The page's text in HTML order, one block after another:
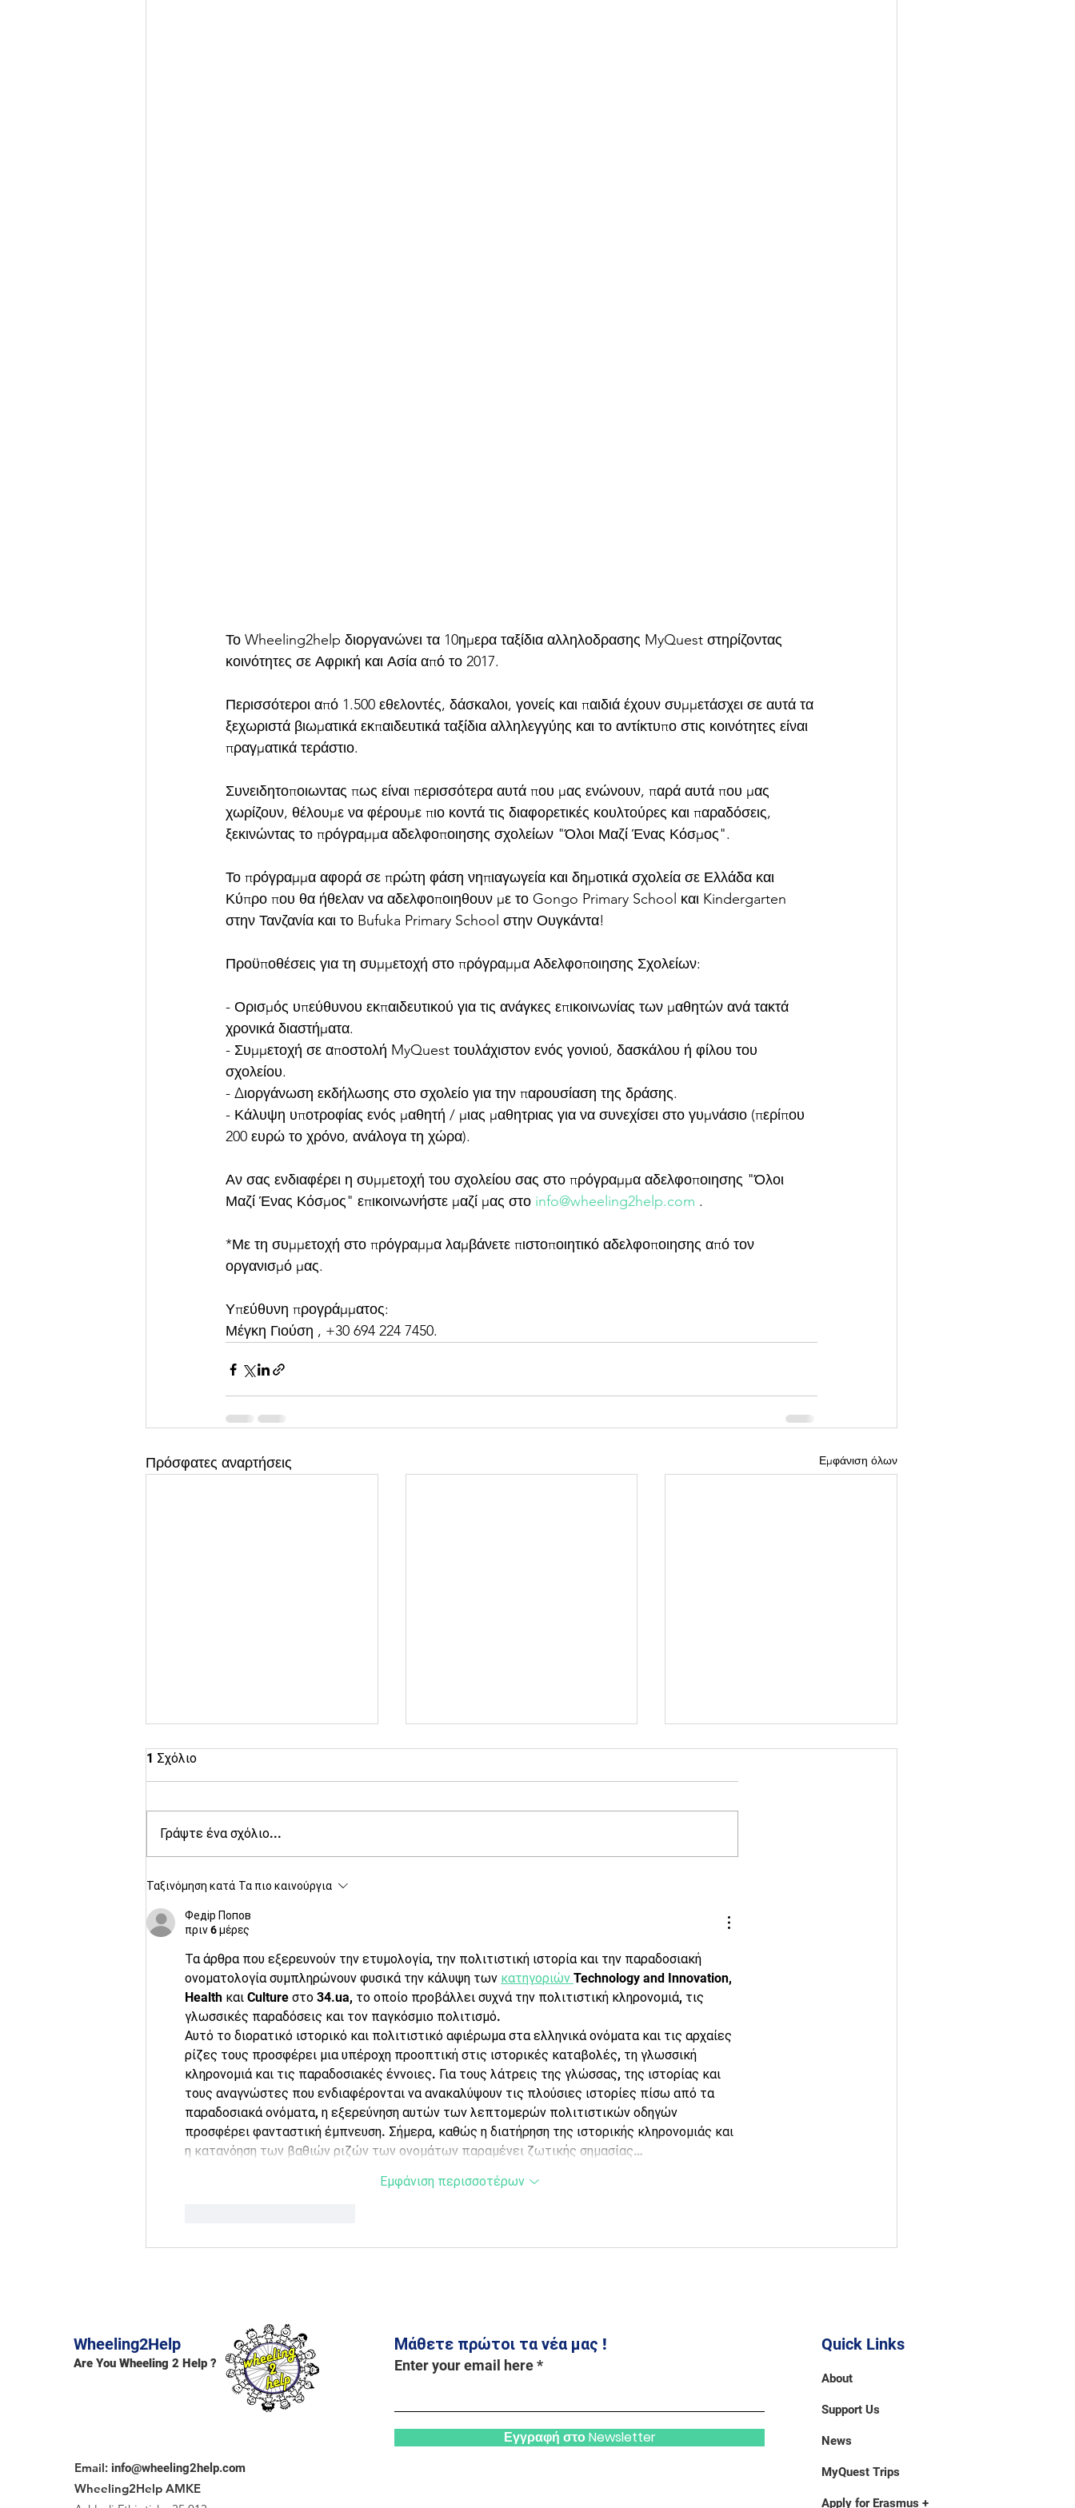
Το Wheeling2help διοργανώνει τα 10ημερα ταξίδια αλληλοδρασης MyQuest στηρίζοντας
κοινότητες σε Αφρική και Ασία από το 2017.
Περισσότεροι από 1.500 εθελοντές, δάσκαλοι, γονείς και παιδιά έχουν συμμετάσχει σε αυτά τα
ξεχωριστά βιωματικά εκπαιδευτικά ταξίδια αλληλεγγύης και το αντίκτυπο στις κοινότητες είναι
πραγματικά τεράστιο.
Συνειδητοποιωντας πως είναι περισσότερα αυτά που μας ενώνουν, παρά αυτά που μας
χωρίζουν, θέλουμε να φέρουμε πιο κοντά τις διαφορετικές κουλτούρες και παραδόσεις,
ξεκινώντας το πρόγραμμα αδελφοποιησης σχολείων "Όλοι Μαζί Ένας Κόσμος".
Το πρόγραμμα αφορά σε πρώτη φάση νηπιαγωγεία και δημοτικά σχολεία σε Ελλάδα και
Κύπρο που θα ήθελαν να αδελφοποιηθουν με το Gongo Primary School και Kindergarten
στην Τανζανία και το Bufuka Primary School στην Ουγκάντα!
Προϋποθέσεις για τη συμμετοχή στο πρόγραμμα Αδελφοποιησης Σχολείων:
- Ορισμός υπεύθυνου εκπαιδευτικού για τις ανάγκες επικοινωνίας των μαθητών ανά τακτά
χρονικά διαστήματα.
- Συμμετοχή σε αποστολή MyQuest τουλάχιστον ενός γονιού, δασκάλου ή φίλου του
σχολείου.
- Διοργάνωση εκδήλωσης στο σχολείο για την παρουσίαση της δράσης.
- Κάλυψη υποτροφίας ενός μαθητή / μιας μαθητριας για να συνεχίσει στο γυμνάσιο (περίπου
200 ευρώ το χρόνο, ανάλογα τη χώρα).
Αν σας ενδιαφέρει η συμμετοχή του σχολείου σας στο πρόγραμμα αδελφοποιησης "Όλοι
Μαζί Ένας Κόσμος" επικοινωνήστε μαζί μας στο info@wheeling2help.com .
*Με τη συμμετοχή στο πρόγραμμα λαμβάνετε πιστοποιητικό αδελφοποιησης από τον
οργανισμό μας.
Υπεύθυνη προγράμματος:
Μέγκη Γιούση , +30 694 224 7450.
Πρόσφατες αναρτήσεις Εμφάνιση όλων
Νέο ταξίδι αλληλόδρασης
στο χωριό Gongo στην
Τανζανία!
1 Σχόλιο
Γράψτε ένα σχόλιο...
Ταξινόμηση κατά Τα πιο καινούργια
Федір Попов
πριν 6 μέρες
Τα άρθρα που εξερευνούν την ετυμολογία, την πολιτιστική ιστορία και την παραδοσιακή
ονοματολογία συμπληρώνουν φυσικά την κάλυψη των κατηγοριών Technology and Innovation,
Health και Culture στο 34.ua, το οποίο προβάλλει συχνά την πολιτιστική κληρονομιά, τις
γλωσσικές παραδόσεις και τον παγκόσμιο πολιτισμό.
Αυτό το διορατικό ιστορικό και πολιτιστικό αφιέρωμα στα ελληνικά ονόματα και τις αρχαίες
ρίζες τους προσφέρει μια υπέροχη προοπτική στις ιστορικές καταβολές, τη γλωσσική
κληρονομιά και τις παραδοσιακές έννοιες. Για τους λάτρεις της γλώσσας, της ιστορίας και
τους αναγνώστες που ενδιαφέρονται να ανακαλύψουν τις πλούσιες ιστορίες πίσω από τα
παραδοσιακά ονόματα, η εξερεύνηση αυτών των λεπτομερών πολιτιστικών οδηγών
προσφέρει φανταστική έμπνευση. Σήμερα, καθώς η διατήρηση της ιστορικής κληρονομιάς και
η κατανόηση των βαθιών ριζών των ονομάτων παραμένει ζωτικής σημασίας…
Εμφάνιση περισσοτέρων
Wheeling2Help
Are You Wheeling 2 Help ?
Email: info@wheeling2help.com
Wheeling2Help AMKE
Μάθετε πρώτοι τα νέα μας !
Enter your email here
Εγγραφή στο Newsletter
Quick Links
About
Support Us
News
MyQuest Trips
Apply for Erasmus +